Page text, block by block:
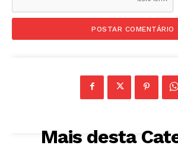
Mais desta